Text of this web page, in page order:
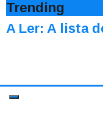
Trending
A Ler: A lista